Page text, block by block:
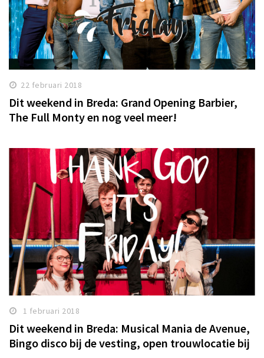
22 februari 2018
Dit weekend in Breda: Grand Opening Barbier,
The Full Monty en nog veel meer!
1 februari 2018
Dit weekend in Breda: Musical Mania de Avenue,
Bingo disco bij de vesting, open trouwlocatie bij